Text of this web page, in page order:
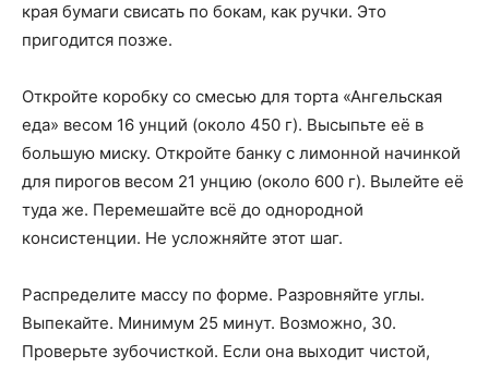
края бумаги свисать по бокам, как ручки. Это
пригодится позже.
Откройте коробку со смесью для торта «Ангельская
еда» весом 16 унций (около 450 г). Высыпьте её в
большую миску. Откройте банку с лимонной начинкой
для пирогов весом 21 унцию (около 600 г). Вылейте её
туда же. Перемешайте всё до однородной
консистенции. Не усложняйте этот шаг.
Распределите массу по форме. Разровняйте углы.
Выпекайте. Минимум 25 минут. Возможно, 30.
Проверьте зубочисткой. Если она выходит чистой,